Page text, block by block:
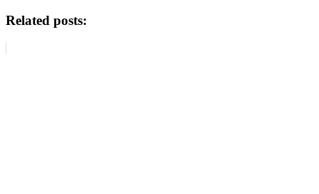
Related posts: